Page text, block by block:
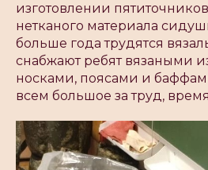
изготовлении
нетканого материала
больше года трудятся
снабжают ребят вязаными
носками, поясами и
всем большое за труд,